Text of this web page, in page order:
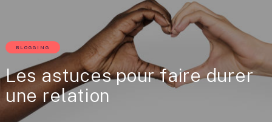
BLOGGING
Les astuces pour faire durer
une relation